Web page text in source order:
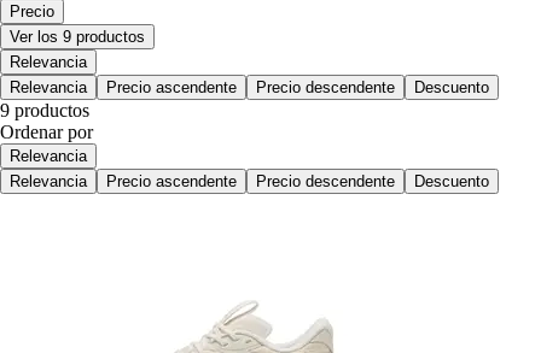
Precio
Ver los 9 productos
Relevancia
Relevancia
Precio ascendente Precio descendente Descuento
9 productos
Ordenar por
Relevancia
Relevancia
Precio ascendente Precio descendente Descuento